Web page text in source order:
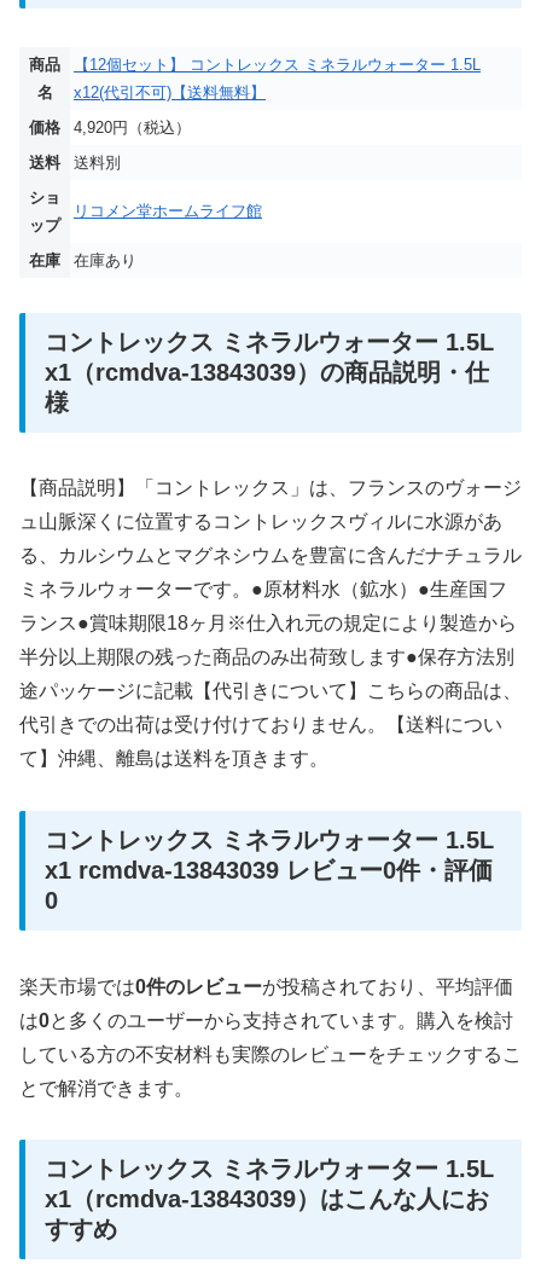
商品
名
【12個セット】 コントレックス ミネラルウォーター 1.5L
x12(代引不可)【送料無料】
価格
4,920円（税込）
送料
送料別
ショ
ップ
リコメン堂ホームライフ館
在庫 在庫あり
コントレックス ミネラルウォーター 1.5L
x1（rcmdva-13843039）の商品説明・仕
様
【商品説明】「コントレックス」は、フランスのヴォージ
ュ山脈深くに位置するコントレックスヴィルに水源があ
る、カルシウムとマグネシウムを豊富に含んだナチュラル
ミネラルウォーターです。●原材料水（鉱水）●生産国フ
ランス●賞味期限18ヶ月※仕入れ元の規定により製造から
半分以上期限の残った商品のみ出荷致します●保存方法別
途パッケージに記載【代引きについて】こちらの商品は、
代引きでの出荷は受け付けておりません。【送料につい
て】沖縄、離島は送料を頂きます。
コントレックス ミネラルウォーター 1.5L
x1 rcmdva-13843039 レビュー0件・評価
0
楽天市場では0件のレビューが投稿されており、平均評価
は0と多くのユーザーから支持されています。購入を検討
している方の不安材料も実際のレビューをチェックするこ
とで解消できます。
コントレックス ミネラルウォーター 1.5L
x1（rcmdva-13843039）はこんな人にお
すすめ